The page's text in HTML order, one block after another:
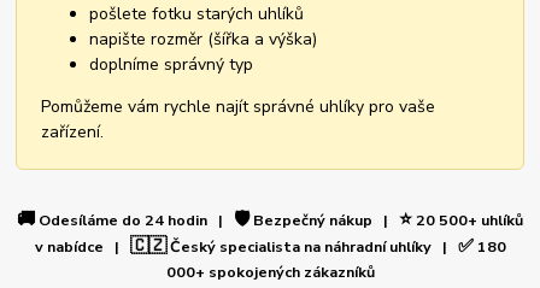
pošlete fotku starých uhlíků
napište rozměr (šířka a výška)
doplníme správný typ
Pomůžeme vám rychle najít správné uhlíky pro vaše
zařízení.
🚚 Odesíláme do 24 hodin | 🛡️Bezpečný nákup | ⭐20 500+ uhlíků
v nabídce | 🇨🇿Český specialista na náhradní uhlíky | ✅180
000+ spokojených zákazníků